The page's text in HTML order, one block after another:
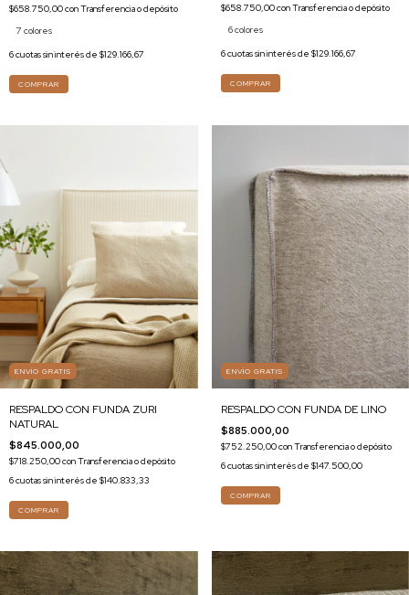
$658.750,00conTransferencia o depósito
7 colores
6cuotas sin interés de $129.166,67
COMPRAR
$658.750,00conTransferencia o depósito
6 colores
6cuotas sin interés de $129.166,67
COMPRAR
ENVÍO GRATIS
RESPALDO CON FUNDA ZURI
NATURAL
$845.000,00
$718.250,00conTransferencia o depósito
6cuotas sin interés de $140.833,33
COMPRAR
ENVÍO GRATIS
RESPALDO CON FUNDA DE LINO
$885.000,00
$752.250,00conTransferencia o depósito
6cuotas sin interés de $147.500,00
COMPRAR